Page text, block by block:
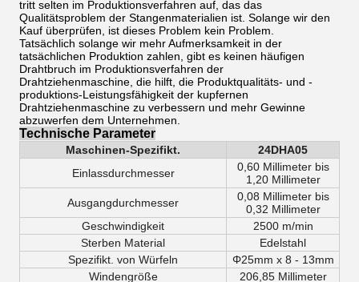
tritt selten im Produktionsverfahren auf, das das
Qualitätsproblem der Stangenmaterialien ist. Solange wir den
Kauf überprüfen, ist dieses Problem kein Problem.
Tatsächlich solange wir mehr Aufmerksamkeit in der
tatsächlichen Produktion zahlen, gibt es keinen häufigen
Drahtbruch im Produktionsverfahren der
Drahtziehenmaschine, die hilft, die Produktqualitäts- und -
produktions-Leistungsfähigkeit der kupfernen
Drahtziehenmaschine zu verbessern und mehr Gewinne
abzuwerfen dem Unternehmen.
Technische Parameter
Maschinen-Spezifikt.
24DHA05
Einlassdurchmesser
0,60 Millimeter bis
1,20 Millimeter
Ausgangdurchmesser
0,08 Millimeter bis
0,32 Millimeter
Geschwindigkeit
2500 m/min
Sterben Material
Edelstahl
Spezifikt. von Würfeln
Φ25mm x 8 - 13mm
Windengröße
206,85 Millimeter